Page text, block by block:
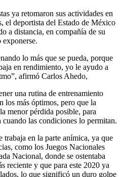
ya retomaron sus actividades en
el deportista del Estado de México
a distancia, en compañía de su
lo más que se pueda, porque
en rendimiento, yo le ayudo a
afirmó Carlos Ahedo,
una rutina de entrenamiento
los más óptimos, pero que la
menor pérdida posible, para
las condiciones lo permitan.
trabaja en la parte anímica, ya que
como los Juegos Nacionales
Nacional, donde se ostentaba
reciente y que para este 2020 ya
lo que significó un duro golpe